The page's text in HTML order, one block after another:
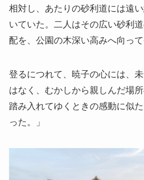
相対し、あたりの砂利道には遠
いていた。二人はその広い砂利
配を、公園の木深い高みへ向って
登るにつれて、暁子の心には、
はなく、むかしから親しんだ場
踏み入れてゆくときの感動に似
った。」